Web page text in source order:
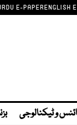
E-PAPERENGLISH
و ٹیکنالوجی